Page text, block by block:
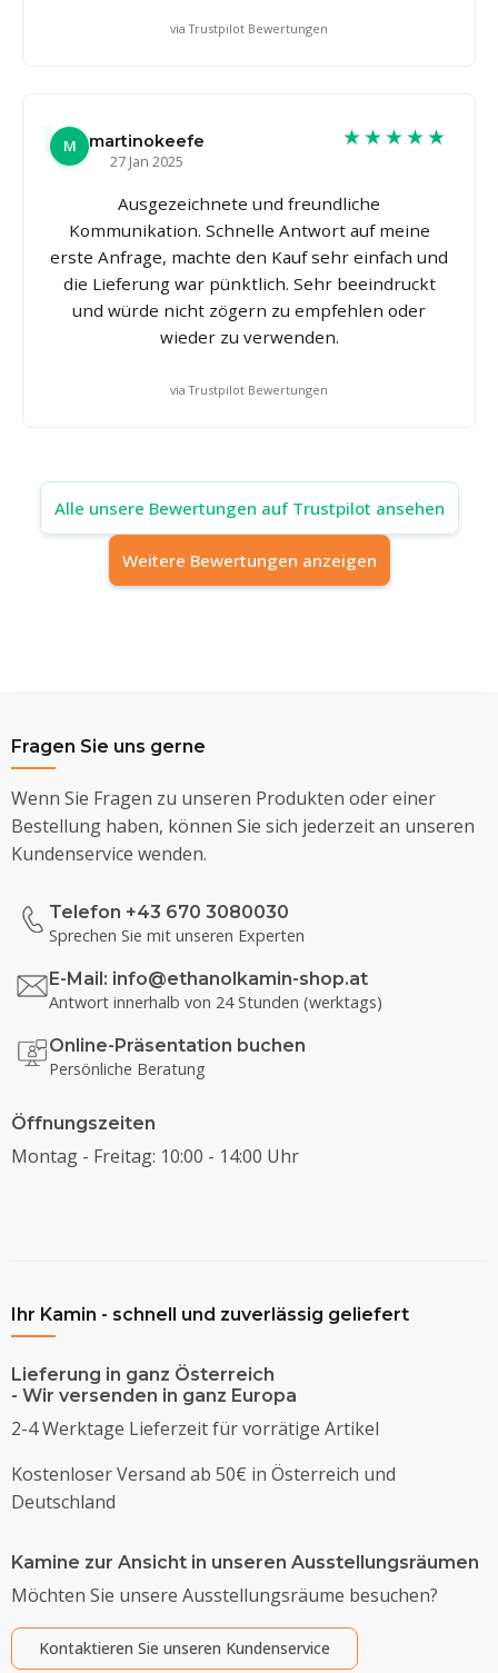
via Trustpilot Bewertungen
M
martinokeefe
27 Jan 2025
★★★★★
Ausgezeichnete und freundliche
Kommunikation. Schnelle Antwort auf meine
erste Anfrage, machte den Kauf sehr einfach und
die Lieferung war pünktlich. Sehr beeindruckt
und würde nicht zögern zu empfehlen oder
wieder zu verwenden.
via Trustpilot Bewertungen
Alle unsere Bewertungen auf Trustpilot ansehen
Weitere Bewertungen anzeigen
Fragen Sie uns gerne
Wenn Sie Fragen zu unseren Produkten oder einer
Bestellung haben, können Sie sich jederzeit an unseren
Kundenservice wenden.
Telefon +43 670 3080030
Sprechen Sie mit unseren Experten
E-Mail: info@ethanolkamin-shop.at
Antwort innerhalb von 24 Stunden (werktags)
Online-Präsentation buchen
Persönliche Beratung
Öffnungszeiten
Montag - Freitag: 10:00 - 14:00 Uhr
Ihr Kamin - schnell und zuverlässig geliefert
Lieferung in ganz Österreich
- Wir versenden in ganz Europa
2-4 Werktage Lieferzeit für vorrätige Artikel
Kostenloser Versand ab 50€ in Österreich und
Deutschland
Kamine zur Ansicht in unseren Ausstellungsräumen
Möchten Sie unsere Ausstellungsräume besuchen?
Kontaktieren Sie unseren Kundenservice